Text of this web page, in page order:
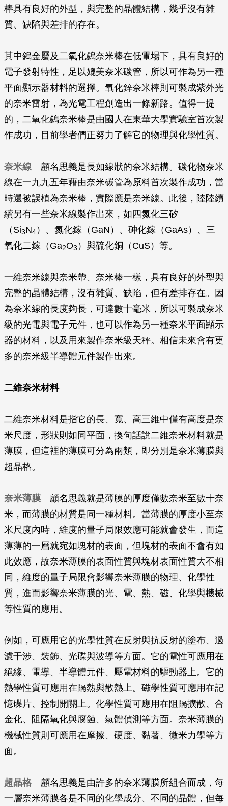
棒具有良好的外型，與完整的晶體結構，幾乎沒有雜
質、缺陷與差排的存在。
其中鎢金屬及二氧化鎢奈米棒在低電場下，具有良好的
電子發射特性，足以媲美奈米碳管，所以可作為另一種
平面顯示器材料的選擇。氧化鋅奈米棒則可製成紫外光
的奈米雷射，為光電工程創造出一條新路。值得一提
的，二氧化鎢奈米棒是由國人在東華大學實驗室首次製
作成功，目前學者們正努力了解它的物理與化學性質。
奈米線 顧名思義是長如線狀的奈米結構。碳化物奈米
線在一九九五年藉由奈米碳管為原料首次製作成功，當
時還被誤植為奈米棒，實際應是奈米線。此後，陸陸續
續另有一些奈米線製作出來，如四氮化三矽
（Si3N4 ）、氮化鎵（GaN）、砷化鎵（GaAs）、三
氧化二鎵（Ga2O3 ）與硫化銅（CuS）等。
一維奈米線與奈米帶、奈米棒一樣，具有良好的外型與
完整的晶體結構，沒有雜質、缺陷，但有差排存在。因
為奈米線的長度夠長，可達數十毫米，所以可製成奈米
級的光電與電子元件，也可以作為另一種奈米平面顯示
器的材料，以及用來製作奈米級天秤。相信未來會有更
多的奈米級半導體元件製作出來。
二維奈米材料
二維奈米材料是指它的長、寬、高三維中僅有高度是奈
米尺度，形狀則如同平面，換句話說二維奈米材料就是
薄膜，但這裡的薄膜可分為兩類，即分別是奈米薄膜與
超晶格。
奈米薄膜 顧名思義就是薄膜的厚度僅數奈米至數十奈
米，而薄膜的材質是同一種材料。當薄膜的厚度小至奈
米尺度內時，維度的量子局限效應可能就會發生，而這
薄薄的一層就宛如塊材的表面，但塊材的表面不會有如
此效應，故奈米薄膜的表面性質與塊材表面性質大不相
同，維度的量子局限會影響奈米薄膜的物理、化學性
質，進而影響奈米薄膜的光、電、熱、磁、化學與機械
等性質的應用。
例如，可應用它的光學性質在反射與抗反射的塗布、過
濾干涉、裝飾、光碟與波導等方面。它的電性可應用在
絕緣、電導、半導體元件、壓電材料的驅動器上。它的
熱學性質可應用在隔熱與散熱上。磁學性質可應用在記
憶碟片、控制開關上。化學性質可應用在阻隔擴散、合
金化、阻隔氧化與腐蝕、氣體偵測等方面。奈米薄膜的
機械性質則可應用在摩擦、硬度、黏著、微米力學等方
面。
超晶格 顧名思義是由許多的奈米薄膜所組合而成，每
一層奈米薄膜各是不同的化學成分、不同的晶體，但每